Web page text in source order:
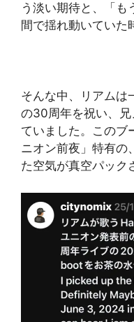
う淡い期待と、「も
間で揺れ動いていた
そんな中、リアムは
の30周年を祝い、
ていました。このブ
ニオン前夜」特有の
た空気が真空パック